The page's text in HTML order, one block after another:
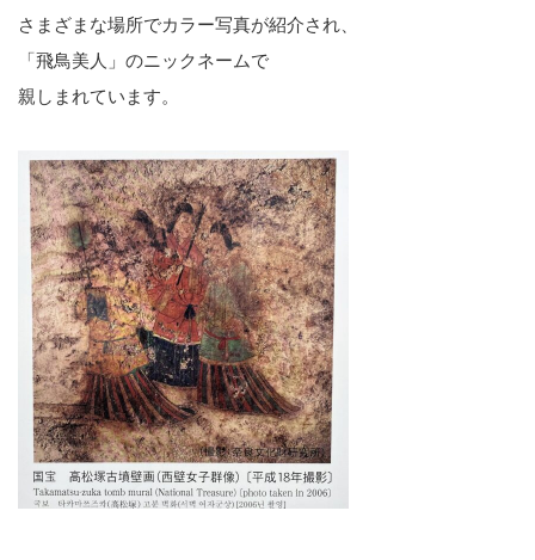
さまざまな場所でカラー写真が紹介され、
「飛鳥美人」のニックネームで
親しまれています。